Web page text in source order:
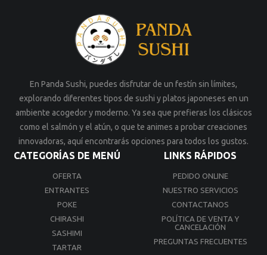
En Panda Sushi, puedes disfrutar de un festín sin límites,
explorando diferentes tipos de sushi y platos japoneses en un
ambiente acogedor y moderno. Ya sea que prefieras los clásicos
como el salmón y el atún, o que te animes a probar creaciones
innovadoras, aquí encontrarás opciones para todos los gustos.
CATEGORÍAS DE MENÚ
OFERTA
ENTRANTES
POKE
CHIRASHI
SASHIMI
TARTAR
LINKS RÁPIDOS
PEDIDO ONLINE
NUESTRO SERVICIOS
CONTACTANOS
POLÍTICA DE VENTA Y
CANCELACIÓN
PREGUNTAS FRECUENTES